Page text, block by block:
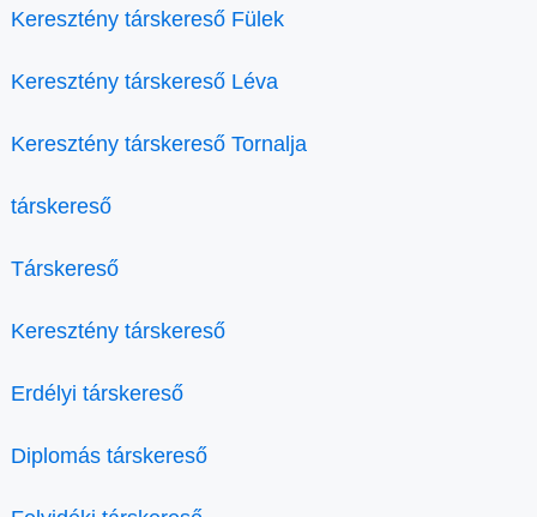
Keresztény társkereső Fülek
Keresztény társkereső Léva
Keresztény társkereső Tornalja
társkereső
Társkereső
Keresztény társkereső
Erdélyi társkereső
Diplomás társkereső